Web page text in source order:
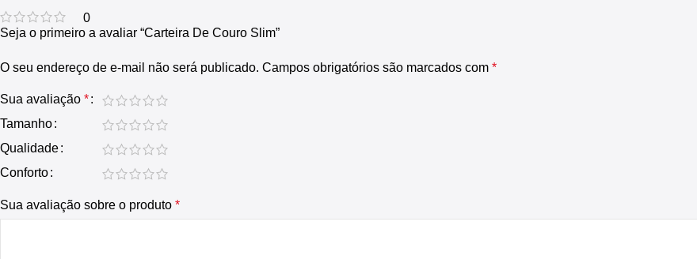
0
Seja o primeiro a avaliar “Carteira De Couro Slim”
O seu endereço de e-mail não será publicado. Campos obrigatórios são marcados com *
Sua avaliação *
Tamanho
Qualidade
Conforto
Sua avaliação sobre o produto *